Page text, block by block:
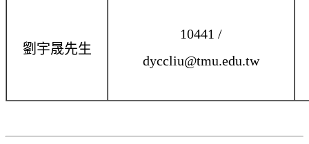
劉宇晟先生
10441 /
dyccliu@tmu.edu.tw